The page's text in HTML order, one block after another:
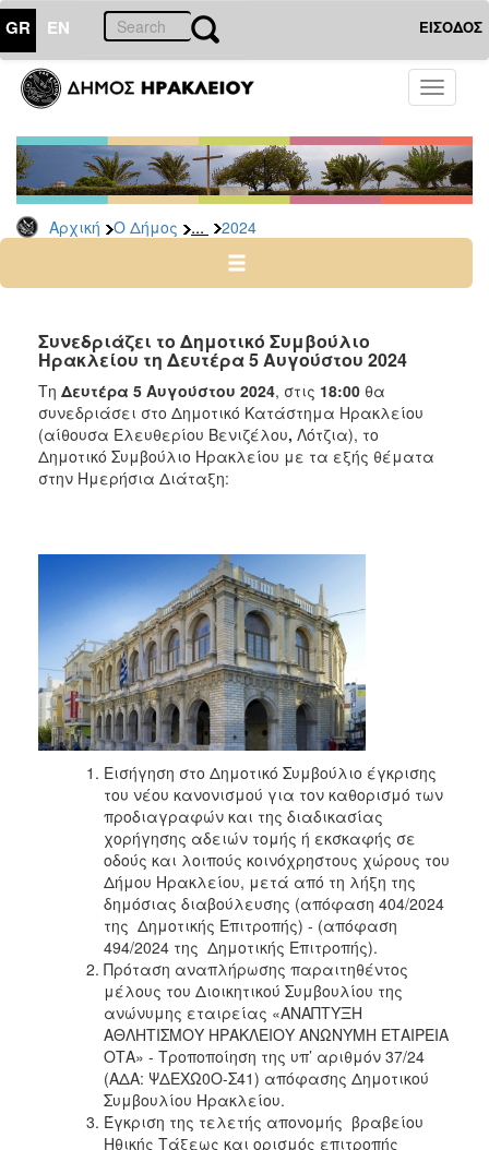
GR EN ΕΙΣΟΔΟΣ
Toggle
Αρχική Ο Δήμος ... 2024
ΔΗΜΟΣ
Δελτία
Τύπου
Αρχείο
2026
2024
2022
2021
2020
2019
2018
2016
2015
2013
2012
2011
2010
2006
Συνεδριάζει το Δημοτικό Συμβούλιο
Ηρακλείου τη Δευτέρα 5 Αυγούστου 2024
Τη Δευτέρα 5 Αυγούστου 2024, στις 18:00 θα
συνεδριάσει στο Δημοτικό Κατάστημα Ηρακλείου
(αίθουσα Ελευθερίου Βενιζέλου, Λότζια), το
Δημοτικό Συμβούλιο Ηρακλείου με τα εξής θέματα
στην Ημερήσια Διάταξη:
Εισήγηση στο Δημοτικό Συμβούλιο έγκρισης
του νέου κανονισμού για τον καθορισμό των
προδιαγραφών και της διαδικασίας
χορήγησης αδειών τομής ή εκσκαφής σε
οδούς και λοιπούς κοινόχρηστους χώρους του
Δήμου Ηρακλείου, μετά από τη λήξη της
δημόσιας διαβούλευσης (απόφαση 404/2024
της Δημοτικής Επιτροπής) - (απόφαση
494/2024 της Δημοτικής Επιτροπής).
Πρόταση αναπλήρωσης παραιτηθέντος
μέλους του Διοικητικού Συμβουλίου της
ανώνυμης εταιρείας «ΑΝΑΠΤΥΞΗ
ΑΘΛΗΤΙΣΜΟΥ ΗΡΑΚΛΕΙΟΥ ΑΝΩΝΥΜΗ ΕΤΑΙΡΕΙΑ
ΟΤΑ» - Τροποποίηση της υπ’ αριθμόν 37/24
(ΑΔΑ: ΨΔΕΧΩ0Ο-Σ41) απόφασης Δημοτικού
Συμβουλίου Ηρακλείου.
Έγκριση της τελετής απονομής βραβείου
Ηθικής Τάξεως και ορισμός επιτροπής